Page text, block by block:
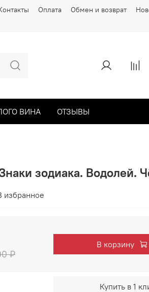
Оплата Обмен и возврат
ВИНА ОТЗЫВЫ
зодиака. Водолей.
избранное
₽
В корзину
Купить в 1